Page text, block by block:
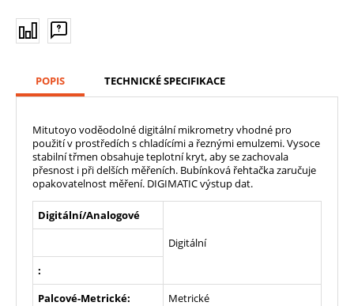
POPIS TECHNICKÉ SPECIFIKACE
Mitutoyo voděodolné digitální mikrometry vhodné pro
použití v prostředích s chladícími a řeznými emulzemi. Vysoce
stabilní třmen obsahuje teplotní kryt, aby se zachovala
přesnost i při delších měřeních. Bubínková řehtačka zaručuje
opakovatelnost měření. DIGIMATIC výstup dat.
Digitální/Analogové
Digitální
:
Palcové-Metrické:
Metrické